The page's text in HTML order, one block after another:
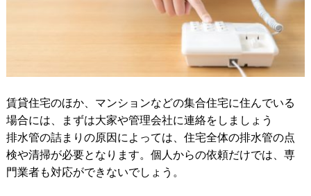
賃貸住宅のほか、マンションなどの集合住宅に住んでいる
場合には、まずは大家や管理会社に連絡をしましょう
排水管の詰まりの原因によっては、住宅全体の排水管の点
検や清掃が必要となります。個人からの依頼だけでは、専
門業者も対応ができないでしょう。